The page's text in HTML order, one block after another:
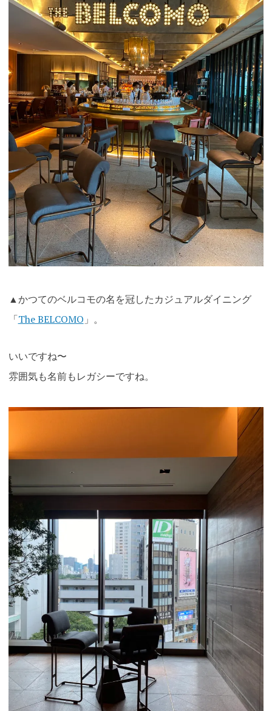
▲かつてのベルコモの名を冠したカジュアルダイニング
「The BELCOMO 」。
いいですね〜
雰囲気も名前もレガシーですね。